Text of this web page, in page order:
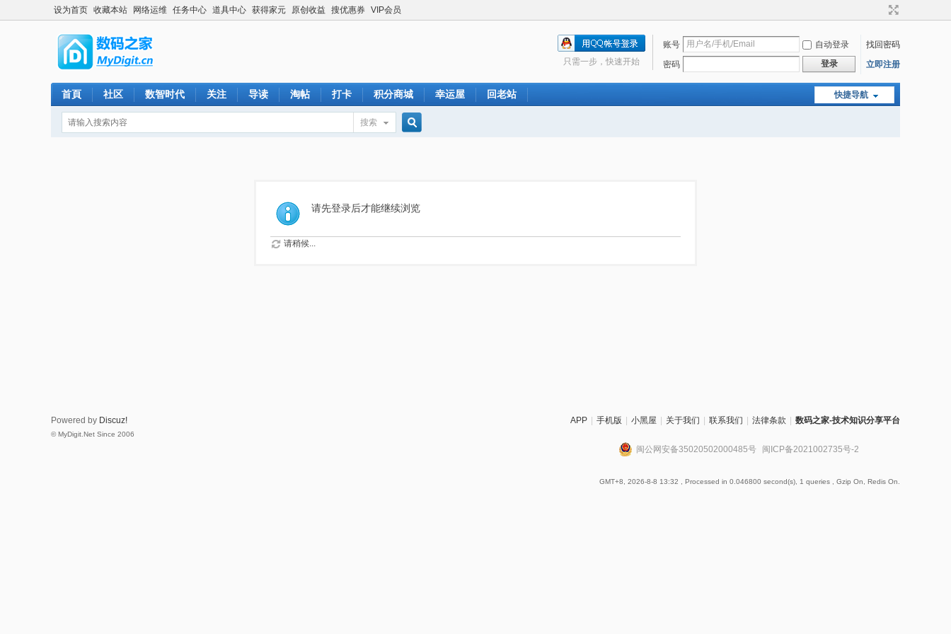
设为首页 收藏本站 网络运维 任务中心 道具中心 获得家元 原创收益 搜优惠券 VIP会员
账号 自动登录
找回密码
密码
登录 立即注册
只需一步，快速开始
快捷导航
首頁 社区 数智时代 关注 导读 淘帖 打卡 积分商城 幸运屋 回老站
搜索
索
请先登录后才能继续浏览
请稍候...
APP 手机版 小黑屋 关于我们 联系我们 法律条款 数码之家-技术知识分享平台
闽公网安备35020502000485号 闽ICP备2021002735号-2
GMT+8, 2026-8-8 13:32 , Processed in 0.046800 second(s), 1 queries , Gzip On, Redis On.
Powered by Discuz!
© MyDigit.Net Since 2006